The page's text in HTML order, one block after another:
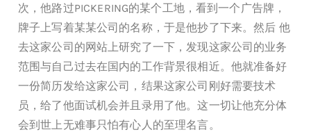
次，他路过PICKERING的某个工地，看到一个广告牌，
牌子上写着某某公司的名称，于是他抄了下来。然后 他
去这家公司的网站上研究了一下，发现这家公司的业务
范围与自己过去在国内的工作背景很相近。他就准备好
一份简历发给这家公司，结果这家公司刚好需要技术
员，给了他面试机会并且录用了他。这一切让他充分体
会到世上无难事只怕有心人的至理名言。